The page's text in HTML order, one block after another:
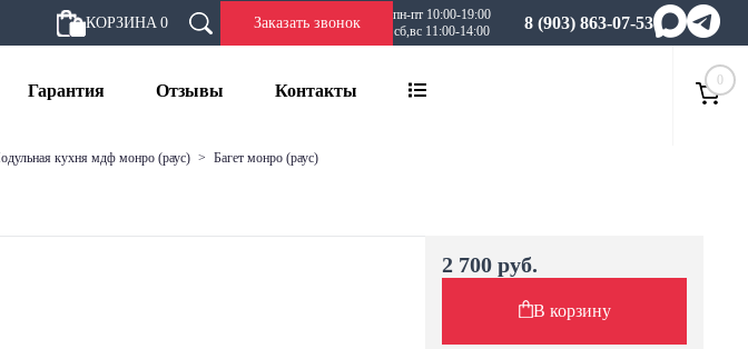
КОРЗИНА 0 Заказать звонок
пн-пт 10:00-19:00
сб,вс 11:00-14:00
8 (903) 863-07-53
Гарантия Отзывы Контакты
0
модульная кухня мдф монро (раус) > багет монро (раус)
2 700 руб.
В корзину